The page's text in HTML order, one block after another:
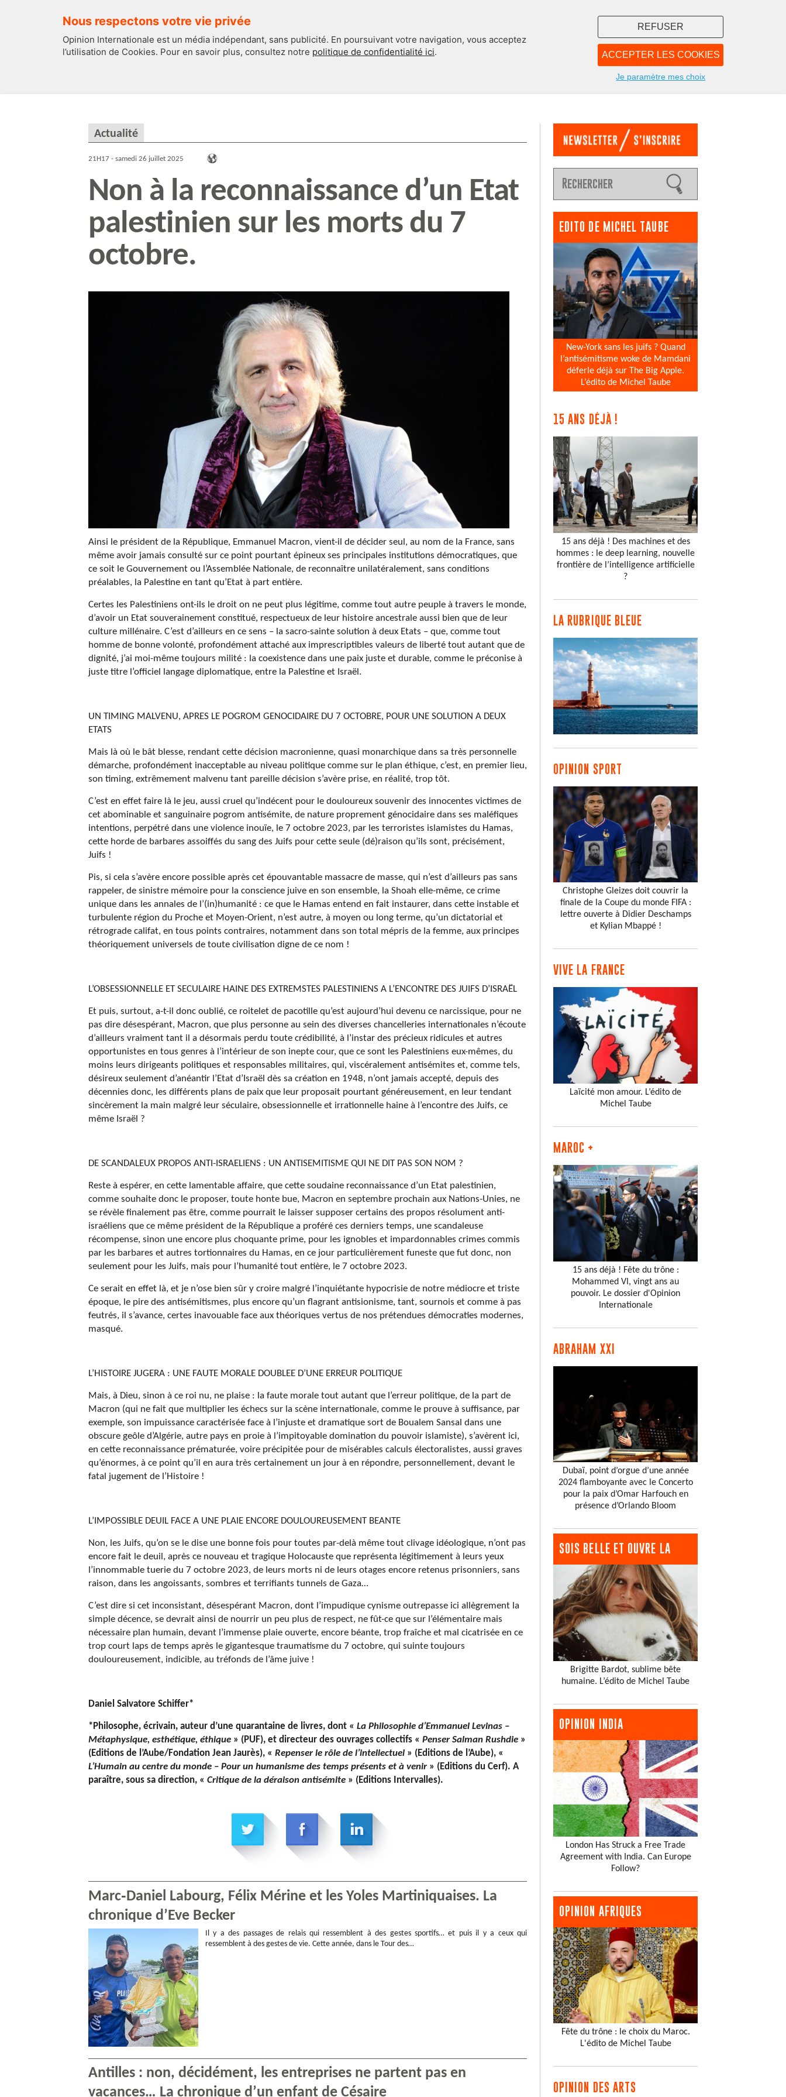
Nous respectons votre vie privée
Opinion Internationale est un média indépendant, sans publicité. En poursuivant votre navigation, vous acceptez
l’utilisation de Cookies. Pour en savoir plus, consultez notre politique de confidentialité ici. ACCEPTER LES COOKIES
REFUSER
Je paramètre mes choix
NOUS
Actualité
21H17 - samedi 26 juillet 2025
Non à la reconnaissance d’un Etat
palestinien sur les morts du 7
octobre.
Ainsi le président de la République, Emmanuel Macron, vient-il de décider seul, au nom de la France, sans
même avoir jamais consulté sur ce point pourtant épineux ses principales institutions démocratiques, que
ce soit le Gouvernement ou l’Assemblée Nationale, de reconnaître unilatéralement, sans conditions
préalables, la Palestine en tant qu’Etat à part entière.
Certes les Palestiniens ont-ils le droit on ne peut plus légitime, comme tout autre peuple à travers le monde,
d’avoir un Etat souverainement constitué, respectueux de leur histoire ancestrale aussi bien que de leur
culture millénaire. C’est d’ailleurs en ce sens – la sacro-sainte solution à deux Etats – que, comme tout
homme de bonne volonté, profondément attaché aux imprescriptibles valeurs de liberté tout autant que de
dignité, j’ai moi-même toujours milité : la coexistence dans une paix juste et durable, comme le préconise à
juste titre l’officiel langage diplomatique, entre la Palestine et Israël.
UN TIMING MALVENU, APRES LE POGROM GENOCIDAIRE DU 7 OCTOBRE, POUR UNE SOLUTION A DEUX
ETATS
Mais là où le bât blesse, rendant cette décision macronienne, quasi monarchique dans sa très personnelle
démarche, profondément inacceptable au niveau politique comme sur le plan éthique, c’est, en premier lieu,
son timing, extrêmement malvenu tant pareille décision s’avère prise, en réalité, trop tôt.
C’est en effet faire là le jeu, aussi cruel qu’indécent pour le douloureux souvenir des innocentes victimes de
cet abominable et sanguinaire pogrom antisémite, de nature proprement génocidaire dans ses maléfiques
intentions, perpétré dans une violence inouïe, le 7 octobre 2023, par les terroristes islamistes du Hamas,
cette horde de barbares assoiffés du sang des Juifs pour cette seule (dé)raison qu’ils sont, précisément,
Juifs !
Pis, si cela s’avère encore possible après cet épouvantable massacre de masse, qui n’est d’ailleurs pas sans
rappeler, de sinistre mémoire pour la conscience juive en son ensemble, la Shoah elle-même, ce crime
unique dans les annales de l’(in)humanité : ce que le Hamas entend en fait instaurer, dans cette instable et
turbulente région du Proche et Moyen-Orient, n’est autre, à moyen ou long terme, qu’un dictatorial et
rétrograde califat, en tous points contraires, notamment dans son total mépris de la femme, aux principes
théoriquement universels de toute civilisation digne de ce nom !
L’OBSESSIONNELLE ET SECULAIRE HAINE DES EXTREMSTES PALESTINIENS A L’ENCONTRE DES JUIFS D’ISRAËL
Et puis, surtout, a-t-il donc oublié, ce roitelet de pacotille qu’est aujourd’hui devenu ce narcissique, pour ne
pas dire désespérant, Macron, que plus personne au sein des diverses chancelleries internationales n’écoute
d’ailleurs vraiment tant il a désormais perdu toute crédibilité, à l’instar des précieux ridicules et autres
opportunistes en tous genres à l’intérieur de son inepte cour, que ce sont les Palestiniens eux-mêmes, du
moins leurs dirigeants politiques et responsables militaires, qui, viscéralement antisémites et, comme tels,
désireux seulement d’anéantir l’Etat d’Israël dès sa création en 1948, n’ont jamais accepté, depuis des
décennies donc, les différents plans de paix que leur proposait pourtant généreusement, en leur tendant
sincèrement la main malgré leur séculaire, obsessionnelle et irrationnelle haine à l’encontre des Juifs, ce
même Israël ?
DE SCANDALEUX PROPOS ANTI-ISRAELIENS : UN ANTISEMITISME QUI NE DIT PAS SON NOM ?
Reste à espérer, en cette lamentable affaire, que cette soudaine reconnaissance d’un Etat palestinien,
comme souhaite donc le proposer, toute honte bue, Macron en septembre prochain aux Nations-Unies, ne
se révèle finalement pas être, comme pourrait le laisser supposer certains des propos résolument anti-
israéliens que ce même président de la République a proféré ces derniers temps, une scandaleuse
récompense, sinon une encore plus choquante prime, pour les ignobles et impardonnables crimes commis
par les barbares et autres tortionnaires du Hamas, en ce jour particulièrement funeste que fut donc, non
seulement pour les Juifs, mais pour l’humanité tout entière, le 7 octobre 2023.
Ce serait en effet là, et je n’ose bien sûr y croire malgré l’inquiétante hypocrisie de notre médiocre et triste
époque, le pire des antisémitismes, plus encore qu’un flagrant antisionisme, tant, sournois et comme à pas
feutrés, il s’avance, certes inavouable face aux théoriques vertus de nos prétendues démocraties modernes,
masqué.
L’HISTOIRE JUGERA : UNE FAUTE MORALE DOUBLEE D’UNE ERREUR POLITIQUE
Mais, à Dieu, sinon à ce roi nu, ne plaise : la faute morale tout autant que l’erreur politique, de la part de
Macron (qui ne fait que multiplier les échecs sur la scène internationale, comme le prouve à suffisance, par
exemple, son impuissance caractérisée face à l’injuste et dramatique sort de Boualem Sansal dans une
obscure geôle d’Algérie, autre pays en proie à l’impitoyable domination du pouvoir islamiste), s’avèrent ici,
en cette reconnaissance prématurée, voire précipitée pour de misérables calculs électoralistes, aussi graves
qu’énormes, à ce point qu’il en aura très certainement un jour à en répondre, personnellement, devant le
fatal jugement de l’Histoire !
L’IMPOSSIBLE DEUIL FACE A UNE PLAIE ENCORE DOULOUREUSEMENT BEANTE
Non, les Juifs, qu’on se le dise une bonne fois pour toutes par-delà même tout clivage idéologique, n’ont pas
encore fait le deuil, après ce nouveau et tragique Holocauste que représenta légitimement à leurs yeux
l’innommable tuerie du 7 octobre 2023, de leurs morts ni de leurs otages encore retenus prisonniers, sans
raison, dans les angoissants, sombres et terrifiants tunnels de Gaza…
C’est dire si cet inconsistant, désespérant Macron, dont l’impudique cynisme outrepasse ici allègrement la
simple décence, se devrait ainsi de nourrir un peu plus de respect, ne fût-ce que sur l’élémentaire mais
nécessaire plan humain, devant l’immense plaie ouverte, encore béante, trop fraîche et mal cicatrisée en ce
trop court laps de temps après le gigantesque traumatisme du 7 octobre, qui suinte toujours
douloureusement, indicible, au tréfonds de l’âme juive !
Daniel Salvatore Schiffer*
*Philosophe, écrivain, auteur d’une quarantaine de livres, dont « La Philosophie d’Emmanuel Levinas –
Métaphysique, esthétique, éthique » (PUF), et directeur des ouvrages collectifs « Penser Salman Rushdie »
(Editions de l’Aube/Fondation Jean Jaurès), « Repenser le rôle de l’intellectuel » (Editions de l’Aube), «
L’Humain au centre du monde – Pour un humanisme des temps présents et à venir » (Editions du Cerf). A
paraître, sous sa direction, « Critique de la déraison antisémite » (Editions Intervalles).
Marc‑Daniel Labourg, Félix Mérine et les Yoles Martiniquaises. La
chronique d’Eve Becker
Il y a des passages de relais qui ressemblent à des gestes sportifs… et puis il y a ceux qui
ressemblent à des gestes de vie. Cette année, dans le Tour des…
Antilles : non, décidément, les entreprises ne partent pas en
vacances… La chronique d’un enfant de Césaire
EDITO DE MICHEL TAUBE
New-York sans les juifs ? Quand
l’antisémitisme woke de Mamdani
déferle déjà sur The Big Apple.
L’édito de Michel Taube
15 ANS DÉJÀ !
15 ans déjà ! Des machines et des
hommes : le deep learning, nouvelle
frontière de l’intelligence artificielle
?
LA RUBRIQUE BLEUE
OPINION SPORT
Christophe Gleizes doit couvrir la
finale de la Coupe du monde FIFA :
lettre ouverte à Didier Deschamps
et Kylian Mbappé !
VIVE LA FRANCE
Laïcité mon amour. L’édito de
Michel Taube
MAROC +
15 ans déjà ! Fête du trône :
Mohammed VI, vingt ans au
pouvoir. Le dossier d'Opinion
Internationale
ABRAHAM XXI
Dubaï, point d’orgue d’une année
2024 flamboyante avec le Concerto
pour la paix d’Omar Harfouch en
présence d’Orlando Bloom
SOIS BELLE ET OUVRE LA
Brigitte Bardot, sublime bête
humaine. L’édito de Michel Taube
OPINION INDIA
London Has Struck a Free Trade
Agreement with India. Can Europe
Follow?
OPINION AFRIQUES
Fête du trône : le choix du Maroc.
L'édito de Michel Taube
OPINION DES ARTS